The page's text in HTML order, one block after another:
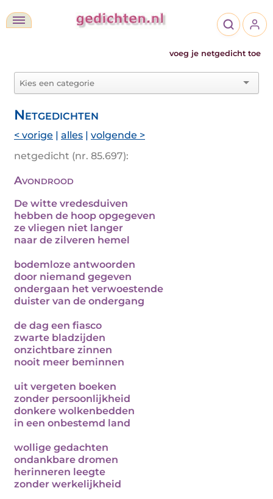
voeg je netgedicht toe
Netgedichten
< vorige | alles | volgende >
netgedicht (nr. 85.697):
Avondrood
De witte vredesduiven
hebben de hoop opgegeven
ze vliegen niet langer
naar de zilveren hemel
bodemloze antwoorden
door niemand gegeven
ondergaan het verwoestende
duister van de ondergang
de dag een fiasco
zwarte bladzijden
onzichtbare zinnen
nooit meer beminnen
uit vergeten boeken
zonder persoonlijkheid
donkere wolkenbedden
in een onbestemd land
wollige gedachten
ondankbare dromen
herinneren leegte
zonder werkelijkheid